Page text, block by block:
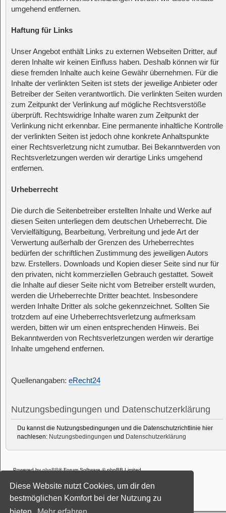
Diese Website nutzt Cookies, um dir den
bestmöglichen Komfort bei der Nutzung zu
umgehend entfernen.
Haftung für Links
Unser Angebot enthält Links zu externen Webseiten Dritter, auf
deren Inhalte wir keinen Einfluss haben. Deshalb können wir für
diese fremden Inhalte auch keine Gewähr übernehmen. Für die
Inhalte der verlinkten Seiten ist stets der jeweilige Anbieter oder
Betreiber der Seiten verantwortlich. Die verlinkten Seiten wurden
zum Zeitpunkt der Verlinkung auf mögliche Rechtsverstöße
überprüft. Rechtswidrige Inhalte waren zum Zeitpunkt der
Verlinkung nicht erkennbar. Eine permanente inhaltliche Kontrolle
der verlinkten Seiten ist jedoch ohne konkrete Anhaltspunkte
einer Rechtsverletzung nicht zumutbar. Bei Bekanntwerden von
Rechtsverletzungen werden wir derartige Links umgehend
entfernen.
Urheberrecht
Die durch die Seitenbetreiber erstellten Inhalte und Werke auf
diesen Seiten unterliegen dem deutschen Urheberrecht. Die
Vervielfältigung, Bearbeitung, Verbreitung und jede Art der
Verwertung außerhalb der Grenzen des Urheberrechtes
bedürfen der schriftlichen Zustimmung des jeweiligen Autors
bzw. Erstellers. Downloads und Kopien dieser Seite sind nur für
den privaten, nicht kommerziellen Gebrauch gestattet. Soweit
die Inhalte auf dieser Seite nicht vom Betreiber erstellt wurden,
werden die Urheberrechte Dritter beachtet. Insbesondere
werden Inhalte Dritter als solche gekennzeichnet. Sollten Sie
trotzdem auf eine Urheberrechtsverletzung aufmerksam
werden, bitten wir um einen entsprechenden Hinweis. Bei
Bekanntwerden von Rechtsverletzungen werden wir derartige
Inhalte umgehend entfernen.
Quellenangaben: eRecht24
Nutzungsbedingungen und Datenschutzerklärung
Du kannst die Nutzungsbedingungen und die Datenschutzrichtlinie hier
nachlesen: Nutzungsbedingungen und Datenschutzerklärung
Powered byphpBB® Forum Software © phpBB Limited
Style: Black-Silver-Split by Joyce&LunaphpBB-Style-Design